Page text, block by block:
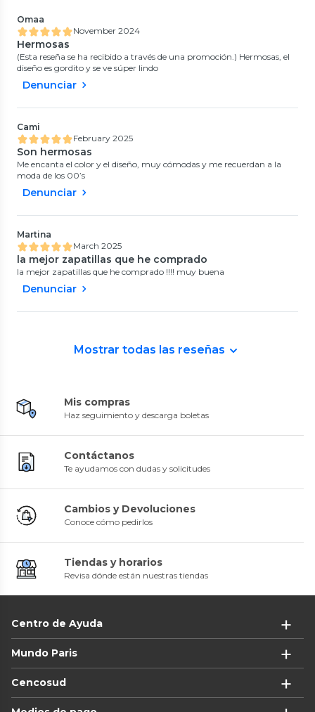
Omaa
November 2024
Hermosas
(Esta reseña se ha recibido a través de una promoción.) Hermosas, el
diseño es gordito y se ve súper lindo
Denunciar
Cami
February 2025
Son hermosas
Me encanta el color y el diseño, muy cómodas y me recuerdan a la
moda de los 00’s
Denunciar
Martina
March 2025
la mejor zapatillas que he comprado
la mejor zapatillas que he comprado !!!! muy buena
Denunciar
Mostrar todas las reseñas
Mis compras
Haz seguimiento y descarga boletas
Contáctanos
Te ayudamos con dudas y solicitudes
Cambios y Devoluciones
Conoce cómo pedirlos
Tiendas y horarios
Revisa dónde están nuestras tiendas
Centro de Ayuda
Mundo Paris
Cencosud